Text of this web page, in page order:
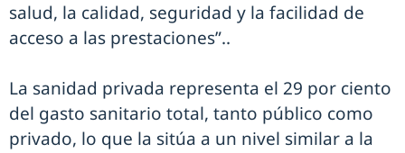
salud, la calidad, seguridad y la facilidad de
acceso a las prestaciones”..
La sanidad privada representa el 29 por ciento
del gasto sanitario total, tanto público como
privado, lo que la sitúa a un nivel similar a la